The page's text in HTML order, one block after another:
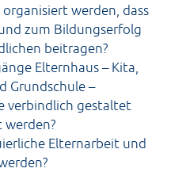
werden, dass
zum Bildungserfolg
beitragen?
Elternhaus – Kita,
Grundschule –
verbindlich gestaltet
Elternarbeit und